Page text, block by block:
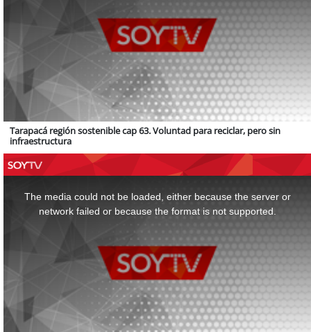
Tarapacá región sostenible cap 63. Voluntad para reciclar, pero sin
infraestructura
The media could not be loaded, either because the server or
network failed or because the format is not supported.